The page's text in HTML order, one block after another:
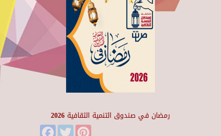
رمضان في صندوق التنمية الثقافية 2026
FacebookTwitter